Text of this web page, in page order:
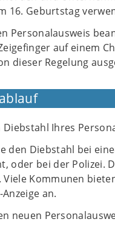
16. Geburtstag
Personalausweis
auf einem
dieser Regelung
Diebstahl Ihres
den Diebstahl bei
oder bei der Polizei.
Kommunen
an.
neuen